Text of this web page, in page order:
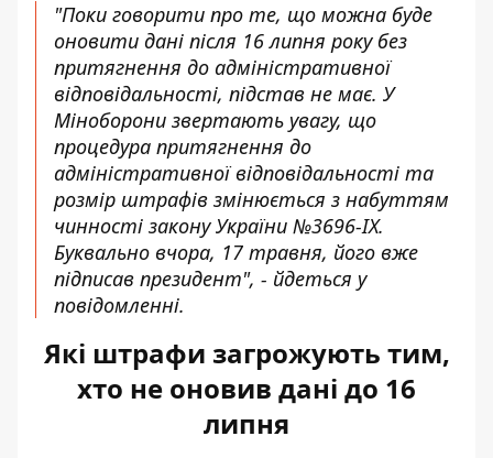
"Поки говорити про те, що можна буде
оновити дані після 16 липня року без
притягнення до адміністративної
відповідальності, підстав не має. У
Міноборони звертають увагу, що
процедура притягнення до
адміністративної відповідальності та
розмір штрафів змінюється з набуттям
чинності закону України №3696-IX.
Буквально вчора, 17 травня, його вже
підписав президент", - йдеться у
повідомленні.
Які штрафи загрожують тим,
хто не оновив дані до 16
липня